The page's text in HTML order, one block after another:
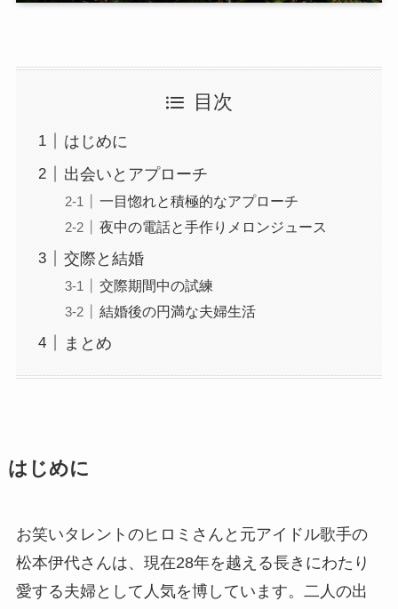
目次
はじめに
出会いとアプローチ
一目惚れと積極的なアプローチ
夜中の電話と手作りメロンジュース
交際と結婚
交際期間中の試練
結婚後の円満な夫婦生活
まとめ
はじめに
お笑いタレントのヒロミさんと元アイドル歌手の
松本伊代さんは、現在28年を越える長きにわたり
愛する夫婦として人気を博しています。二人の出